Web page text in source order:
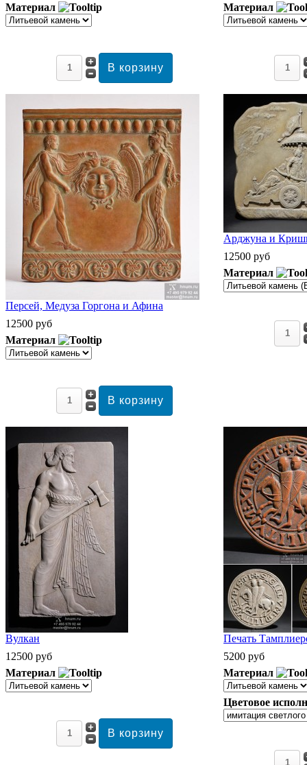
Материал
Материал
Персей, Медуза Горгона и Афина
12500 руб
Материал
Арджуна и
12500 руб
Материал
Вулкан
12500 руб
Материал
Печать
5200 руб
Материал
Цветовое